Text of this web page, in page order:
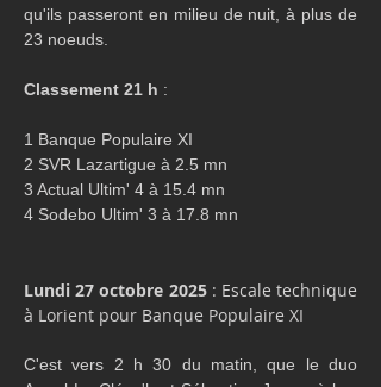
qu'ils passeront en milieu de nuit, à plus de
23 noeuds.
Classement 21 h :
1 Banque Populaire XI
2 SVR Lazartigue à 2.5 mn
3 Actual Ultim' 4 à 15.4 mn
4 Sodebo Ultim' 3 à 17.8 mn
Lundi 27 octobre 2025 : Escale technique
à Lorient pour Banque Populaire XI
C'est vers 2 h 30 du matin, que le duo